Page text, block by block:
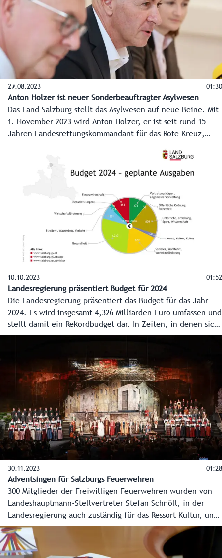
29.08.2023 01:30
Anton Holzer ist neuer Sonderbeauftragter Asylwesen
Das Land Salzburg stellt das Asylwesen auf neue Beine. Mit
1. November 2023 wird Anton Holzer, er ist seit rund 15
Jahren Landesrettungskommandant für das Rote Kreuz,
von den Quartieren bis hin zur Integration in den
Arbeitsmarkt alle Maßnahmen dazu im Bundesland Salzburg
10.10.2023 01:52
Landesregierung präsentiert Budget für 2024
Die Landesregierung präsentiert das Budget für das Jahr
2024. Es wird insgesamt 4,326 Milliarden Euro umfassen und
stellt damit ein Rekordbudget dar. In Zeiten, in denen sich
die Konjunktur eintrübt und die Menschen unter den
und die Folgen der Teuerung für Salzburgerinnen und
Salzburger abgemildert. Für kommendes Jahr wird mit
einer Neuverschuldung von 598,6 Millionen Euro geplant.
Ziel ist es jedoch, bei Rechnungsabschluss Ende 2024
tatsächlich nur bei rund 450 Millionen zu stehen.
30.11.2023 01:28
Adventsingen für Salzburgs Feuerwehren
300 Mitglieder der Freiwilligen Feuerwehren wurden von
Landeshauptmann-Stellvertreter Stefan Schnöll, in der
Landesregierung auch zuständig für das Ressort Kultur, und
von Hans Köhl, Leiter des Salzburger Adventsingen, als
Dankeschön für ihr Ehrenamt zur Hauptprobe am 29.
November eingeladen.